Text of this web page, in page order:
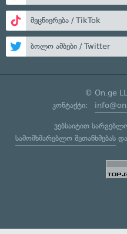
მეცნიერება / TikTok
ბოლო ამბები / Twitter
© On.ge
კონტაქტი:
ვებსაიტით
სამომხმარებლო შეთანხმებასდა